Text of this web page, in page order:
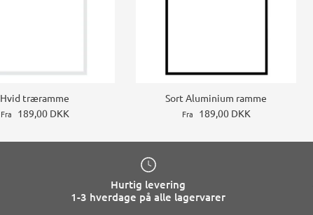
Hvid træramme
Fra 189,00 DKK
Sort Aluminium ramme
Fra 189,00 DKK
Hurtig levering
1-3 hverdage på alle lagervarer